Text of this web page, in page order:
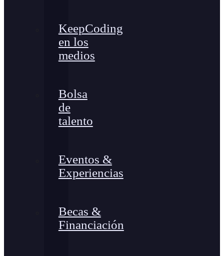
KeepCoding
en los
medios
Bolsa
de
talento
Eventos &
Experiencias
Becas &
Financiación